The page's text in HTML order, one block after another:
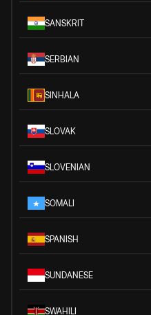
SANSKRIT
SERBIAN
SINHALA
SLOVAK
SLOVENIAN
SOMALI
SPANISH
SUNDANESE
SWAHILI